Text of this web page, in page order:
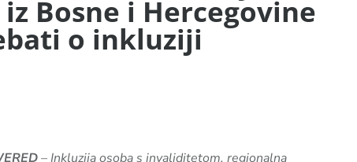
Bosne i Hercegovine
o inkluziji
– Inkluzija osoba s invaliditetom, regionalna